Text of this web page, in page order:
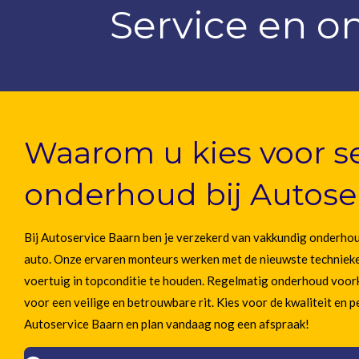
Service en
Waarom u kies voor
onderhoud bij
Bij Autoservice Baarn ben je verzekerd van vakkundig
auto. Onze ervaren monteurs werken met de nieuwste
voertuig in topconditie te houden. Regelmatig onderhoud
voor een veilige en betrouwbare rit. Kies voor de kwaliteit en
Autoservice Baarn en plan vandaag nog een afspraak!